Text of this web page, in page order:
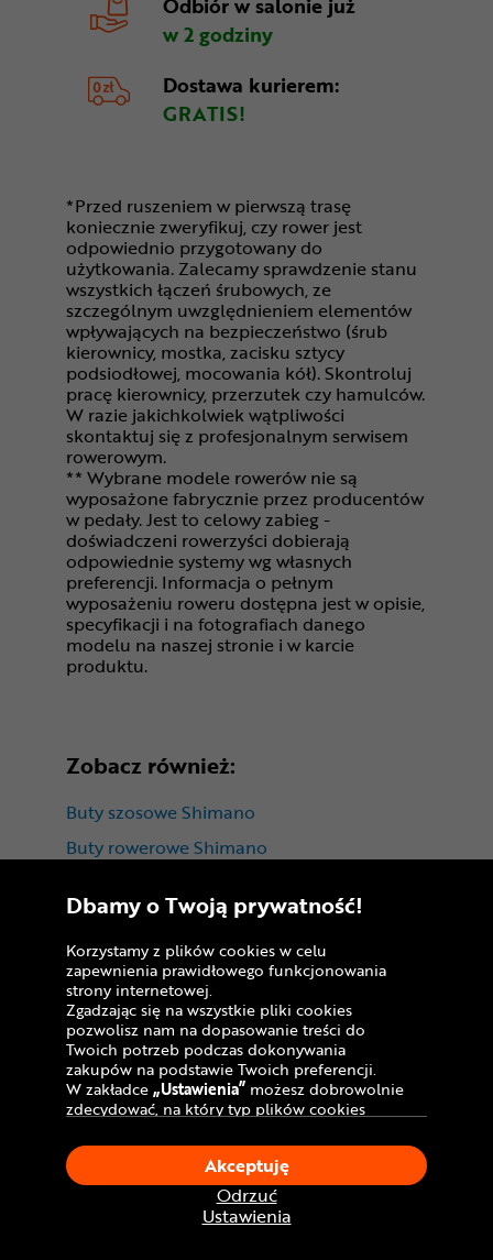
w 2 godziny
Dostawa kurierem:
GRATIS!
*Przed ruszeniem w pierwszą trasę
koniecznie zweryfikuj, czy rower jest
odpowiednio przygotowany do
użytkowania. Zalecamy sprawdzenie stanu
wszystkich łączeń śrubowych, ze
szczególnym uwzględnieniem elementów
wpływających na bezpieczeństwo (śrub
kierownicy, mostka, zacisku sztycy
podsiodłowej, mocowania kół). Skontroluj
pracę kierownicy, przerzutek czy hamulców.
W razie jakichkolwiek wątpliwości
skontaktuj się z profesjonalnym serwisem
rowerowym.
** Wybrane modele rowerów nie są
wyposażone fabrycznie przez producentów
w pedały. Jest to celowy zabieg -
doświadczeni rowerzyści dobierają
odpowiednie systemy wg własnych
preferencji. Informacja o pełnym
wyposażeniu roweru dostępna jest w opisie,
specyfikacji i na fotografiach danego
modelu na naszej stronie i w karcie
produktu.
Zobacz również:
Buty szosowe Shimano
Buty rowerowe Shimano
Buty rowerowe SPD-SL
Informacje
Formy płatności
Dbamy o Twoją prywatność!
Korzystamy z plików cookies w celu
zapewnienia prawidłowego funkcjonowania
strony internetowej.
Zgadzając się na wszystkie pliki cookies
pozwolisz nam na dopasowanie treści do
Twoich potrzeb podczas dokonywania
zakupów na podstawie Twoich preferencji.
W zakładce„Ustawienia” możesz dobrowolnie
zdecydować, na który typ plików cookies
Klikając„Akceptuję”, wyrażasz zgodę na
stosowanie ciasteczek zgodnie z ustawieniami
Twojej przeglądarki.
W dowolnym momencie, możesz dokonać
zmiany swojego wyboru klikając opcję
Ustawienia
Odrzuć
Akceptuję